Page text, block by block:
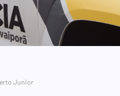
Junior